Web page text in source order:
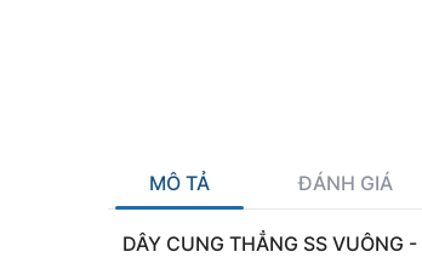
MÔ TẢ ĐÁNH GIÁ
DÂY CUNG THẲNG SS VUÔNG -